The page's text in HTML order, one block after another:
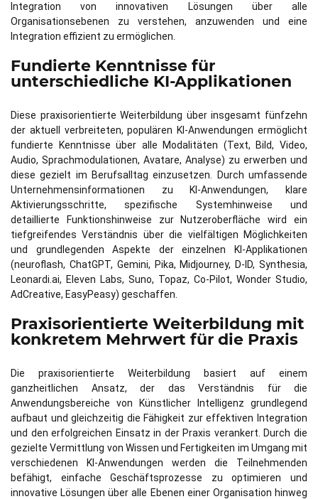
Integration von innovativen Lösungen über alle
Organisationsebenen zu verstehen, anzuwenden und eine
Integration effizient zu ermöglichen.
Fundierte Kenntnisse für
unterschiedliche KI-Applikationen
Diese praxisorientierte Weiterbildung über insgesamt fünfzehn
der aktuell verbreiteten, populären KI-Anwendungen ermöglicht
fundierte Kenntnisse über alle Modalitäten (Text, Bild, Video,
Audio, Sprachmodulationen, Avatare, Analyse) zu erwerben und
diese gezielt im Berufsalltag einzusetzen. Durch umfassende
Unternehmensinformationen zu KI-Anwendungen, klare
Aktivierungsschritte, spezifische Systemhinweise und
detaillierte Funktionshinweise zur Nutzeroberfläche wird ein
tiefgreifendes Verständnis über die vielfältigen Möglichkeiten
und grundlegenden Aspekte der einzelnen KI-Applikationen
(neuroflash, ChatGPT, Gemini, Pika, Midjourney, D-ID, Synthesia,
Leonardi.ai, Eleven Labs, Suno, Topaz, Co-Pilot, Wonder Studio,
AdCreative, EasyPeasy) geschaffen.
Praxisorientierte Weiterbildung mit
konkretem Mehrwert für die Praxis
Die praxisorientierte Weiterbildung basiert auf einem
ganzheitlichen Ansatz, der das Verständnis für die
Anwendungsbereiche von Künstlicher Intelligenz grundlegend
aufbaut und gleichzeitig die Fähigkeit zur effektiven Integration
und den erfolgreichen Einsatz in der Praxis verankert. Durch die
gezielte Vermittlung von Wissen und Fertigkeiten im Umgang mit
verschiedenen KI-Anwendungen werden die Teilnehmenden
befähigt, einfache Geschäftsprozesse zu optimieren und
innovative Lösungen über alle Ebenen einer Organisation hinweg